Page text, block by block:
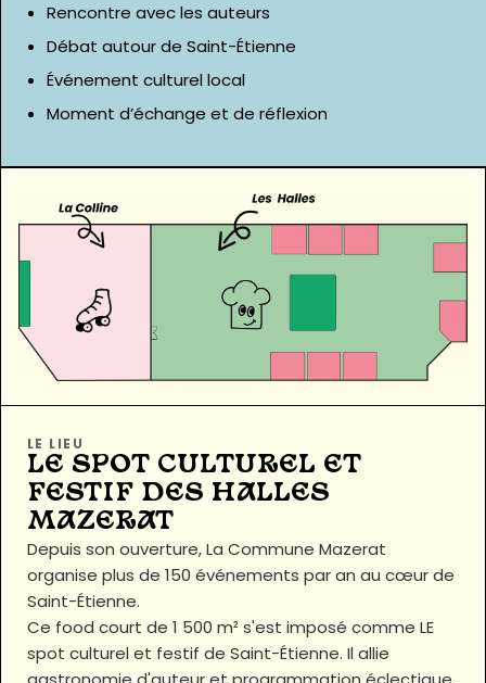
Rencontre avec les auteurs
Débat autour de Saint-Étienne
Événement culturel local
Moment d’échange et de réflexion
LE LIEU
LE SPOT CULTUREL ET
FESTIF DES HALLES
MAZERAT
Depuis son ouverture, La Commune Mazerat
organise plus de 150 événements par an au cœur de
Saint-Étienne.
Ce food court de 1 500 m² s'est imposé comme LE
spot culturel et festif de Saint-Étienne. Il allie